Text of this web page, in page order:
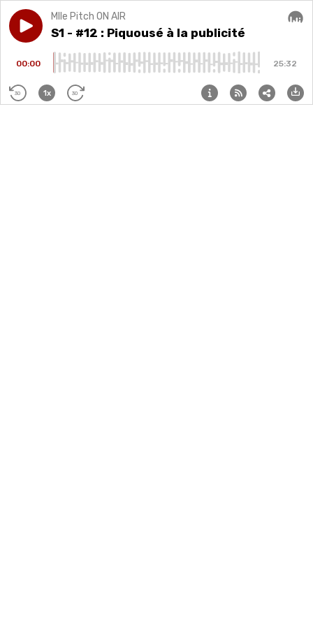
Play episodeS1 - #12 : Piquousé à la publicité
Mlle Pitch ON AIR
S1 - #12 : Piquousé à la publicité
00:00 25:32
30 1x 30